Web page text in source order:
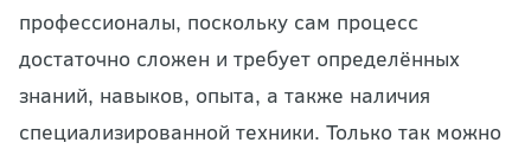
профессионалы, поскольку сам процесс
достаточно сложен и требует определённых
знаний, навыков, опыта, а также наличия
специализированной техники. Только так можно